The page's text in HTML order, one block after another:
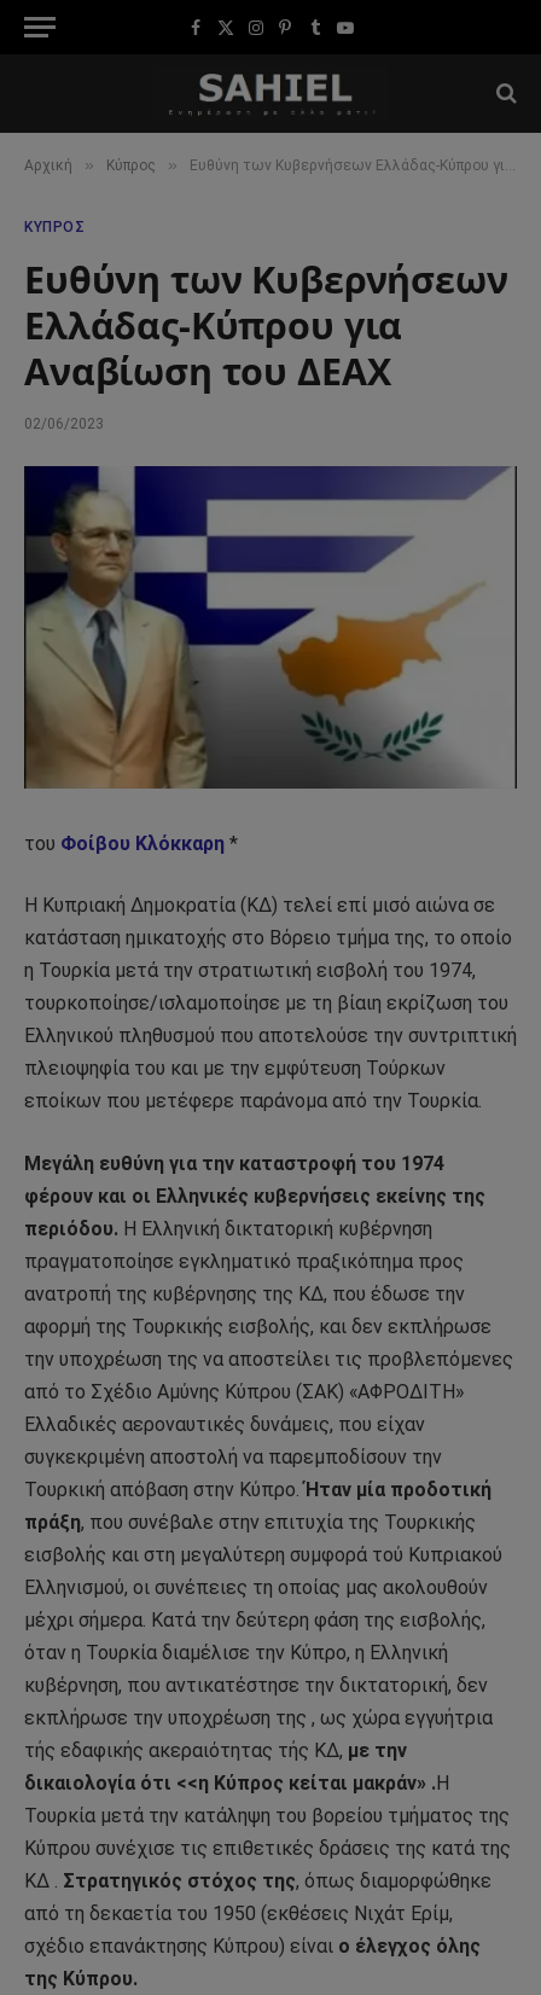
Facebook
X
Instagram
Pinterest
TumblrYouTube
Αρχική » Κύπρος » Ευθύνη των Κυβερνήσεων Ελλάδας-Κύπρου για Αναβίωση του ΔΕΑΧ
ΚΎΠΡΟΣ
Ευθύνη των Κυβερνήσεων
Ελλάδας-Κύπρου για
Αναβίωση του ΔΕΑΧ
02/06/2023
του Φοίβου Κλόκκαρη *
Η Κυπριακή Δημοκρατία (ΚΔ) τελεί επί μισό αιώνα σε
κατάσταση ημικατοχής στο Βόρειο τμήμα της, το οποίο
η Τουρκία μετά την στρατιωτική εισβολή του 1974,
τουρκοποίησε/ισλαμoποίησε με τη βίαιη εκρίζωση του
Ελληνικού πληθυσμού που αποτελούσε την συντριπτική
πλειοψηφία του και με την εμφύτευση Τούρκων
εποίκων που μετέφερε παράνομα από την Τουρκία.
Μεγάλη ευθύνη για την καταστροφή του 1974
φέρουν και οι Ελληνικές κυβερνήσεις εκείνης της
περιόδου. Η Ελληνική δικτατορική κυβέρνηση
πραγματοποίησε εγκληματικό πραξικόπημα προς
ανατροπή της κυβέρνησης της ΚΔ, που έδωσε την
αφορμή της Τουρκικής εισβολής, και δεν εκπλήρωσε
την υποχρέωση της να αποστείλει τις προβλεπόμενες
από το Σχέδιο Αμύνης Κύπρου (ΣΑΚ) «ΑΦΡΟΔΙΤΗ»
Ελλαδικές αεροναυτικές δυνάμεις, που είχαν
συγκεκριμένη αποστολή να παρεμποδίσουν την
Τουρκική απόβαση στην Κύπρο.Ήταν μία προδοτική
πράξη, που συνέβαλε στην επιτυχία της Τουρκικής
εισβολής και στη μεγαλύτερη συμφορά τού Κυπριακού
Ελληνισμού, οι συνέπειες τη οποίας μας ακολουθούν
μέχρι σήμερα. Κατά την δεύτερη φάση της εισβολής,
όταν η Τουρκία διαμέλισε την Κύπρο, η Ελληνική
κυβέρνηση, που αντικατέστησε την δικτατορική, δεν
εκπλήρωσε την υποχρέωση της , ως χώρα εγγυήτρια
τής εδαφικής ακεραιότητας τής ΚΔ, με την
δικαιολογία ότι <<η Κύπρος κείται μακράν» .Η
Τουρκία μετά την κατάληψη του βορείου τμήματος της
Κύπρου συνέχισε τις επιθετικές δράσεις της κατά της
ΚΔ . Στρατηγικός στόχος της, όπως διαμορφώθηκε
από τη δεκαετία του 1950 (εκθέσεις Νιχάτ Ερίμ,
σχέδιο επανάκτησης Κύπρου) είναι ο έλεγχος όλης
της Κύπρου.